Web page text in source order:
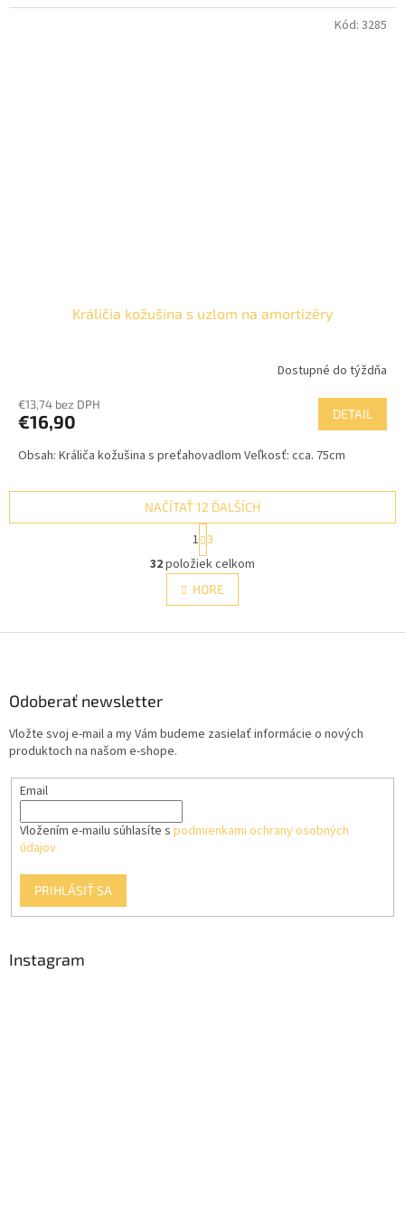
Králičia kožušina s uzlom na amortizéry
Dostupné do týždňa
€13,74 bez DPH
€16,90 DETAIL
Obsah: Králiča kožušina s preťahovadlom Veľkosť: cca. 75cm
Kód: 3285
O
v
l
á
r
v
y
p
NAČÍTAŤ 12 ĎALŠÍCH
S
t
r
á
n
k
v
1 3
32položiek celkom
HORE
Odoberať newsletter
Vložte svoj e-mail a my Vám budeme zasielať informácie o nových
produktoch na našom e-shope.
Email
Vložením e-mailu súhlasíte s podmienkami ochrany osobných
údajov
PRIHLÁSIŤ SA
Instagram